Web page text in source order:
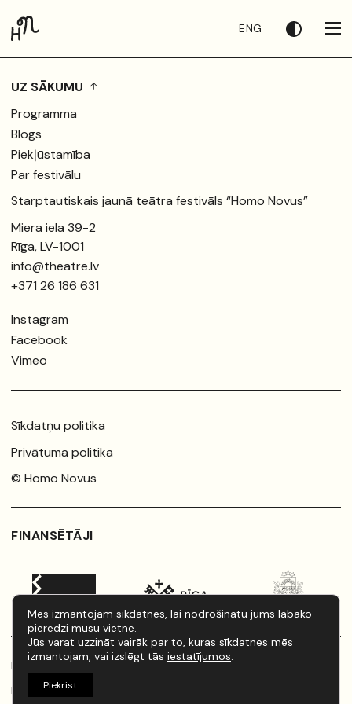
ENG
UZ SĀKUMU
Programma
Blogs
Piekļūstamība
Par festivālu
Starptautiskais jaunā teātra festivāls “Homo Novus”
Miera iela 39-2
Rīga, LV-1001
info@theatre.lv
+371 26 186 631
Instagram
Facebook
Vimeo
Sīkdatņu politika
Privātuma politika
© Homo Novus
FINANSĒTĀJI
Rīkotājs:
Latvijas Jaunā teātra institūts
Izstrāde:artistaurins.lv
Mēs izmantojam sīkdatnes, lai nodrošinātu jums labāko
pieredzi mūsu vietnē.
Jūs varat uzzināt vairāk par to, kuras sīkdatnes mēs
izmantojam, vai izslēgt tās iestatījumos.
Piekrist